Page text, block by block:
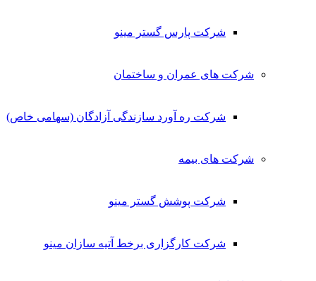
شرکت پارس گستر مینو
شرکت های عمران و ساختمان
شرکت ره آورد سازندگی آزادگان (سهامی خاص)
شرکت های بیمه
شرکت پوشش گستر مینو
شرکت کارگزاری برخط آتیه سازان مینو